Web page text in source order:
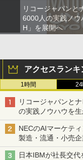
リコージャパンと
6000人の実践ノ
H」を展開へ
アクセスランキ
1時間 24
リコージャパンと
の実践ノウハウを
NECのAIマーケテ
製造・流通・小売
日本IBMが社長交